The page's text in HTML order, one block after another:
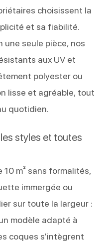
choisissent la
et sa fiabilité.
une seule pièce, nos
aux UV et
polyester ou
lisse et agréable, tout
quotidien.
styles et toutes
m² sans formalités,
immergée ou
sur toute la largeur :
modèle adapté à
coques s’intègrent